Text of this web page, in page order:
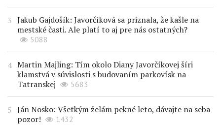
Jakub Gajdošík: Javorčíková sa priznala, že kašle na
mestské časti. Ale platí to aj pre nás ostatných?
5088
Martin Majling: Tím okolo Diany Javorčíkovej šíri
klamstvá v súvislosti s budovaním parkovísk na
Tatranskej
5683
Ján Nosko: Všetkým želám pekné leto, dávajte na seba
pozor!
1432